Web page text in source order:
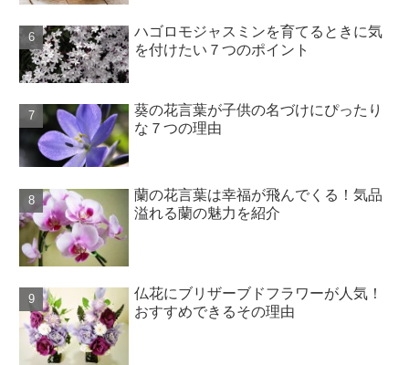
ハゴロモジャスミンを育てるときに気
を付けたい７つのポイント
葵の花言葉が子供の名づけにぴったり
な７つの理由
蘭の花言葉は幸福が飛んでくる！気品
溢れる蘭の魅力を紹介
仏花にブリザーブドフラワーが人気！
おすすめできるその理由